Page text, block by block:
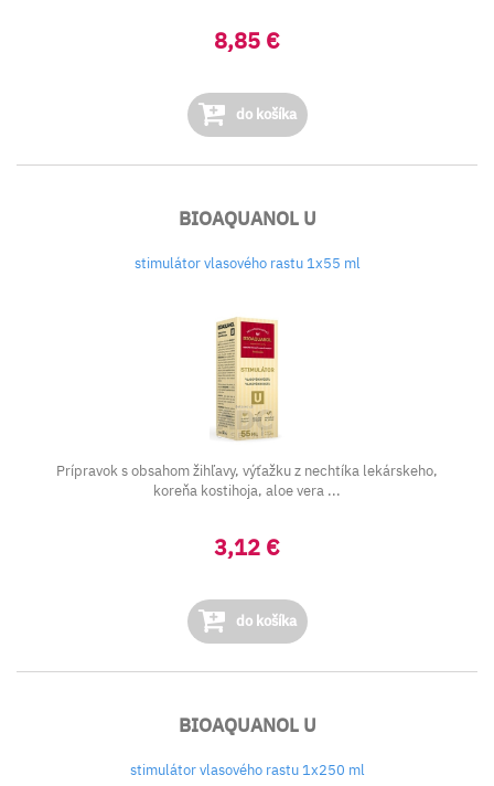
8,85 €
do košíka
BIOAQUANOL U
stimulátor vlasového rastu 1x55 ml
Prípravok s obsahom žihľavy, výťažku z nechtíka lekárskeho,
koreňa kostihoja, aloe vera ...
3,12 €
do košíka
BIOAQUANOL U
stimulátor vlasového rastu 1x250 ml